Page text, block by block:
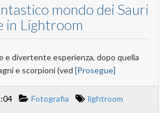
mondo dei Sauri
in Lightroom
e divertente esperienza, dopo quella
e scorpioni (ved [Prosegue]
Fotografia lightroom